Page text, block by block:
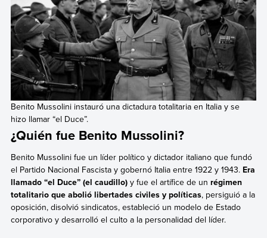
Benito Mussolini instauró una dictadura totalitaria en Italia y se
hizo llamar “el Duce”.
¿Quién fue Benito Mussolini?
Benito Mussolini fue un líder político y dictador italiano que fundó
el Partido Nacional Fascista y gobernó Italia entre 1922 y 1943. Era
llamado “el Duce” (el caudillo) y fue el artífice de un régimen
totalitario que abolió libertades civiles y políticas, persiguió a la
oposición, disolvió sindicatos, estableció un modelo de Estado
corporativo y desarrolló el culto a la personalidad del líder.